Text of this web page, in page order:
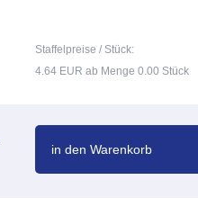
Staffelpreise / Stück:
4.64 EUR ab Menge 0.00 Stück
in den Warenkorb